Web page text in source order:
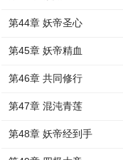
第44章 妖帝圣心
第45章 妖帝精血
第46章 共同修行
第47章 混沌青莲
第48章 妖帝经到手